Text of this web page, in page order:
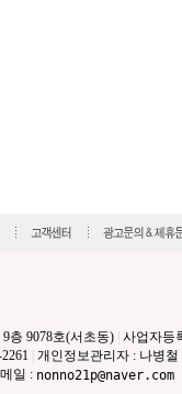
층 9078호(서초동) 사업자등
개인정보관리자 : 나병철
메일 : nonno21p@naver.com